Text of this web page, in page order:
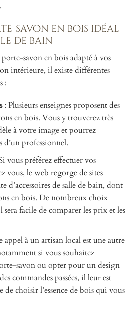
savon en bois idéal
de bain
savon en bois adapté à vos
intérieure, il existe différentes
:
: Plusieurs enseignes proposent des
en bois. Vous y trouverez très
à votre image et pourrez
d’un professionnel.
vous préférez effectuer vos
vous, le web regorge de sites
d’accessoires de salle de bain, dont
en bois. De nombreux choix
facile de comparer les prix et les
appel à un artisan local est une autre
si vous souhaitez
savon ou opter pour un design
commandes passées, il leur est
de choisir l’essence de bois qui vous